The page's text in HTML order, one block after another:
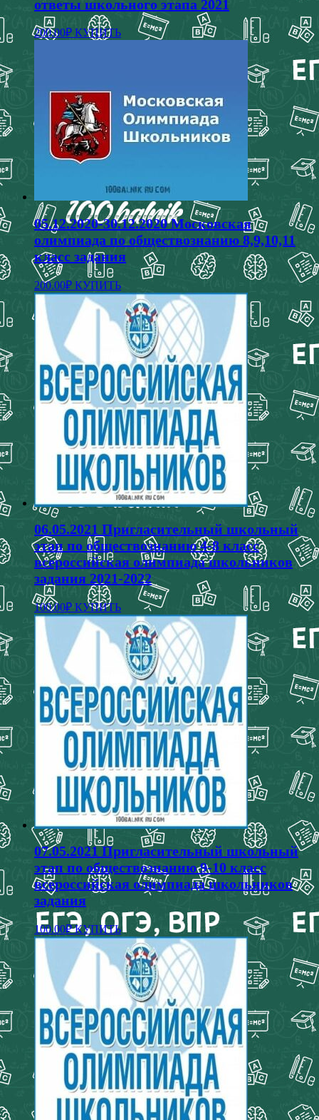
ответы школьного этапа 2021
200.00₽ КУПИТЬ Этот
товар
Опции
можно
выбрать
на
странице
05.12.2020-30.12.2020 Московская
олимпиада по обществознанию 8,9,10,11
класс задания
200.00₽ КУПИТЬ Этот
товар
имеет
несколько
вариаций.
Опции
можно
выбрать
на
странице
товара.
06.05.2021 Пригласительный школьный
этап по обществознанию 4-8 класс
всероссийская олимпиада школьников
задания 2021-2022
100.00₽ КУПИТЬ Этот
товар
имеет
несколько
вариаций.
Опции
можно
выбрать
на
странице
товара.
07.05.2021 Пригласительный школьный
этап по обществознанию 9-10 класс
всероссийская олимпиада школьников
задания
100.00₽ КУПИТЬЭтот
товар
имеет
несколько
вариаций.
Опции
можно
выбрать
на
странице
товара.